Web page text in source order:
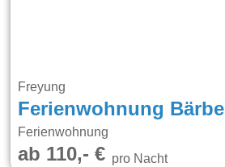
Freyung
Ferienwohnung Bärbel
Ferienwohnung
ab 110,- €pro Nacht